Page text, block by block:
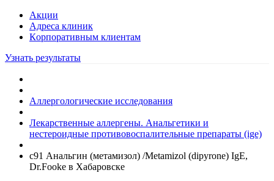
Акции
Адреса клиник
Кoрпоративным клиентам
Узнать результаты
Аллергологические исследования
Лекарственные аллергены. Анальгетики и
нестероидные противовоспалительные препараты (ige)
c91 Анальгин (метамизол) /Metamizol (dipyrone) IgE,
Dr.Fooke в Хабаровске